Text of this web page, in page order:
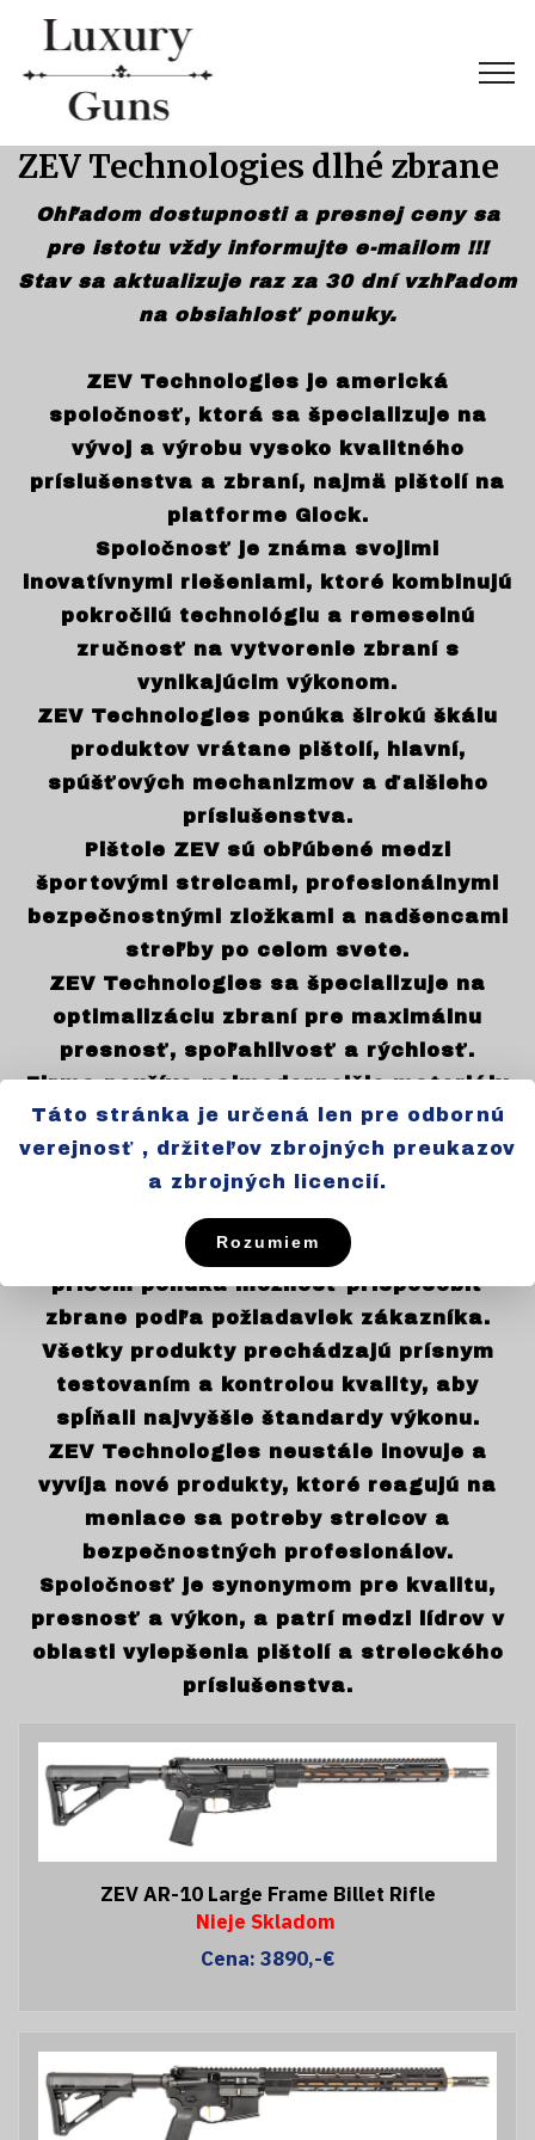
ZEV Technologies dlhé zbrane
Ohľadom dostupnosti a presnej ceny sa
pre istotu vždy informujte e-mailom !!!
Stav sa aktualizuje raz za 30 dní vzhľadom
na obsiahlosť ponuky.
ZEV Technologies je americká
spoločnosť, ktorá sa špecializuje na
vývoj a výrobu vysoko kvalitného
príslušenstva a zbraní, najmä pištolí na
platforme Glock.
Spoločnosť je známa svojimi
inovatívnymi riešeniami, ktoré kombinujú
pokročilú technológiu a remeselnú
zručnosť na vytvorenie zbraní s
vynikajúcim výkonom.
ZEV Technologies ponúka širokú škálu
produktov vrátane pištolí, hlavní,
spúšťových mechanizmov a ďalšieho
príslušenstva.
Pištole ZEV sú obľúbené medzi
športovými strelcami, profesionálnymi
bezpečnostnými zložkami a nadšencami
streľby po celom svete.
ZEV Technologies sa špecializuje na
optimalizáciu zbraní pre maximálnu
presnosť, spoľahlivosť a rýchlosť.
Firma používa najmodernejšie materiály
a technológie, ako je nehrdzavejúca oceľ
a titán, čím zaručuje vysokú odolnosť a
dlhú životnosť produktov.
ZEV Technologies je známa svojím
dizajnom a personalizovaným prístupom,
pričom ponúka možnosť prispôsobiť
zbrane podľa požiadaviek zákazníka.
Všetky produkty prechádzajú prísnym
testovaním a kontrolou kvality, aby
spĺňali najvyššie štandardy výkonu.
ZEV Technologies neustále inovuje a
vyvíja nové produkty, ktoré reagujú na
meniace sa potreby strelcov a
bezpečnostných profesionálov.
Spoločnosť je synonymom pre kvalitu,
presnosť a výkon, a patrí medzi lídrov v
oblasti vylepšenia pištolí a streleckého
príslušenstva.
ZEV AR-10 Large Frame Billet Rifle
Nieje Skladom
Cena: 3890,-€
Táto stránka je určená len pre odbornú
verejnosť , držiteľov zbrojných preukazov
a zbrojných licencií.
Rozumiem